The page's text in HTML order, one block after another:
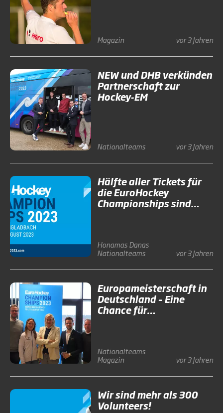
Magazin vor 3 Jahren
NEW und DHB verkünden
Partnerschaft zur
Hockey-EM
Nationalteams vor 3 Jahren
Hälfte aller Tickets für
die EuroHockey
Championships sind
HonamasDanas
Nationalteams
vor 3 Jahren
Europameisterschaft in
Deutschland – Eine
Chance für
Nationalteams
Magazin
vor 3 Jahren
Wir sind mehr als 300
Volunteers!